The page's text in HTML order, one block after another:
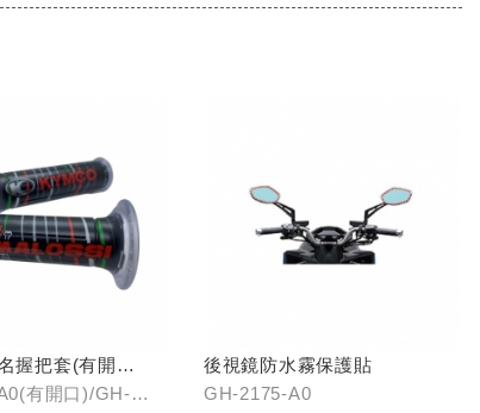
握把套(有開
)
有開口)/GH-
後視鏡防水霧保護貼
GH-2175-A0